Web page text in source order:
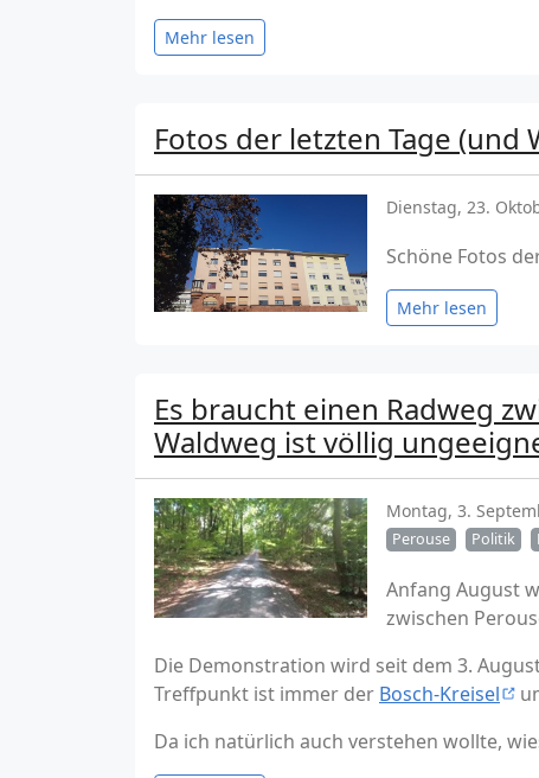
Mehr lesen
Fotos der letzten Tage (und
Dienstag, 23.
Schöne Fotos
Mehr lesen
Es braucht einen Radweg
Waldweg ist völlig
Montag, 3.
Perouse
Politik
Anfang August
zwischen
Die Demonstration wird seit dem 3.
Treffpunkt ist immer der Bosch-Kreisel
Da ich natürlich auch verstehen wollte,